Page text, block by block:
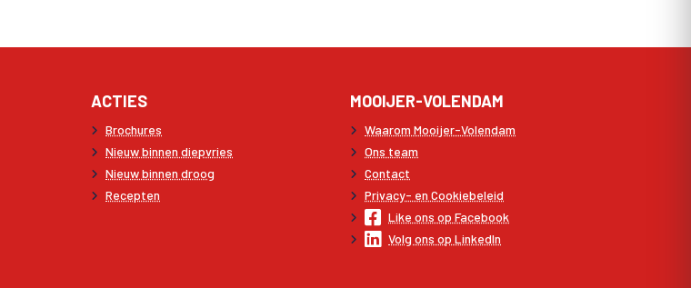
ACTIES
Brochures
Nieuw binnen diepvries
Nieuw binnen droog
Recepten
MOOIJER-VOLENDAM
Waarom Mooijer-Volendam
Ons team
Contact
Privacy- en Cookiebeleid
Like ons op Facebook
Volg ons op LinkedIn